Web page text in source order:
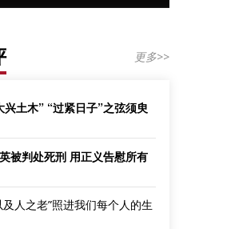
更多>>
兴土木” “过紧日子”之弦须臾
被判处死刑 用正义告慰所有
及人之老”照进我们每个人的生